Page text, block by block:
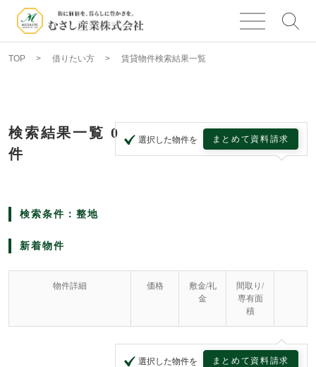
TOP 借りたい方 賃貸物件検索結果一覧
検索結果一覧 0
件
選択した物件を まとめて資料請求
検索条件：整地
新着物件
物件詳細 価格
敷金/礼
金
間取り/
専有面
積
選択した物件を まとめて資料請求